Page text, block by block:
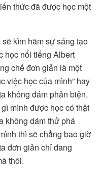
thức đã được học một
kìm hãm sự sáng tạo
học nổi tiếng Albert
chế đơn giản là một
việc học của mình” hay
không dám phản biện,
mình được học có thật
không dám thử phá
thì sẽ chẳng bao giờ
đơn giản chỉ đang
thôi.